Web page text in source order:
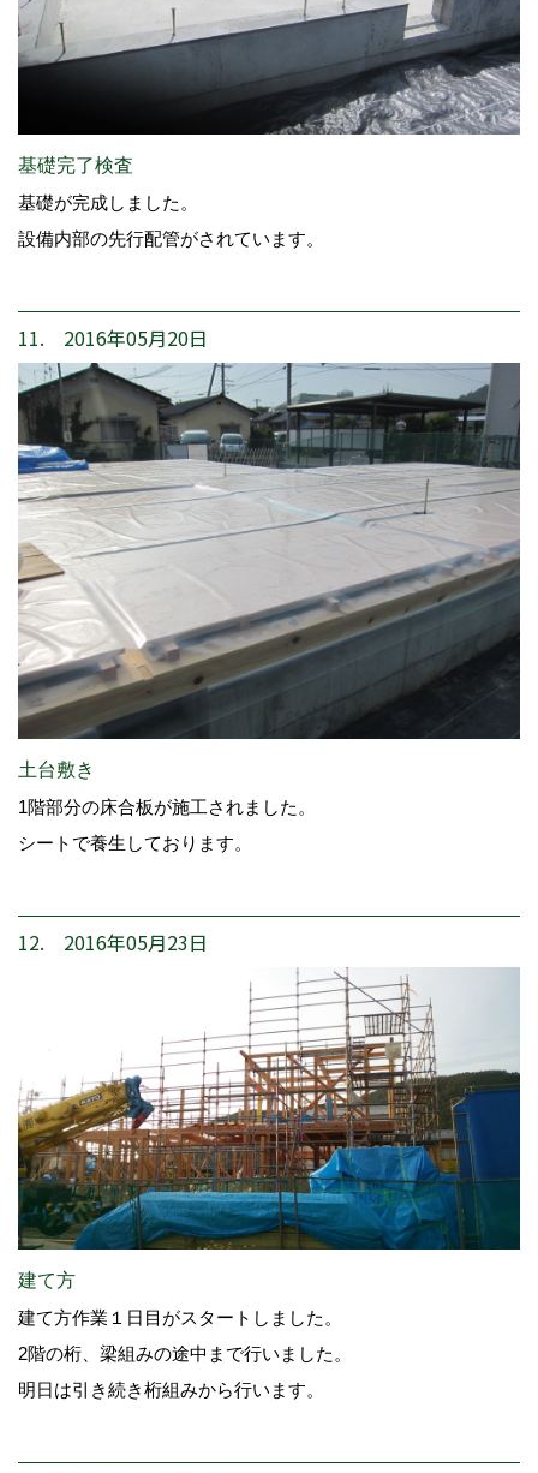
基礎完了検査
基礎が完成しました。
設備内部の先行配管がされています。
11. 2016年05月20日
土台敷き
1階部分の床合板が施工されました。
シートで養生しております。
12. 2016年05月23日
建て方
建て方作業１日目がスタートしました。
2階の桁、梁組みの途中まで行いました。
明日は引き続き桁組みから行います。